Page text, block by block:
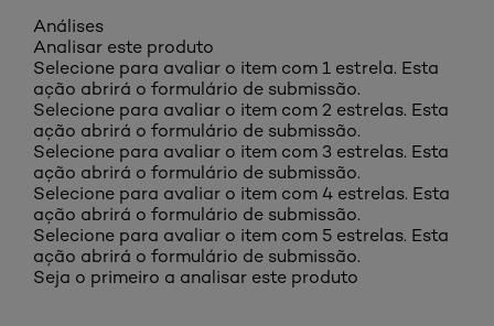
Análises
Analisar este produto
Selecione para avaliar o item com 1 estrela. Esta
ação abrirá o formulário de submissão.
Selecione para avaliar o item com 2 estrelas. Esta
ação abrirá o formulário de submissão.
Selecione para avaliar o item com 3 estrelas. Esta
ação abrirá o formulário de submissão.
Selecione para avaliar o item com 4 estrelas. Esta
ação abrirá o formulário de submissão.
Selecione para avaliar o item com 5 estrelas. Esta
ação abrirá o formulário de submissão.
Seja o primeiro a analisar este produto